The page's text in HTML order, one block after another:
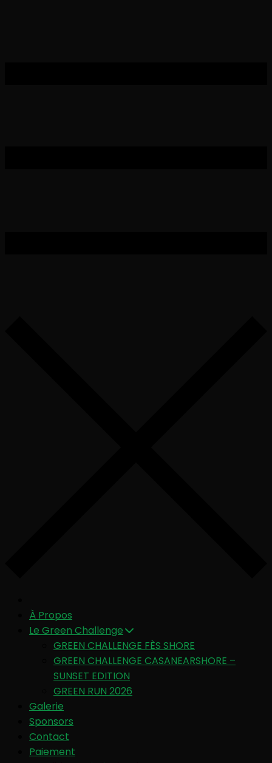
À Propos
Le Green Challenge
GREEN CHALLENGE FÈS SHORE
GREEN CHALLENGE CASANEARSHORE –
SUNSET EDITION
GREEN RUN 2026
Galerie
Sponsors
Contact
Paiement